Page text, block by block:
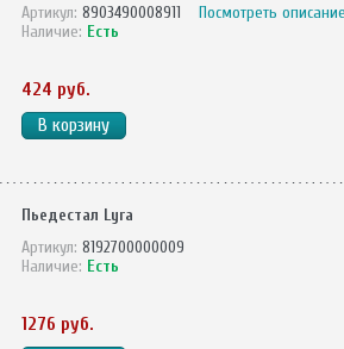
Артикул: 8903490008911
Наличие: Есть
Посмотреть
424 руб.
Пьедестал Lyra
Артикул: 8192700000009
Наличие: Есть
1276 руб.